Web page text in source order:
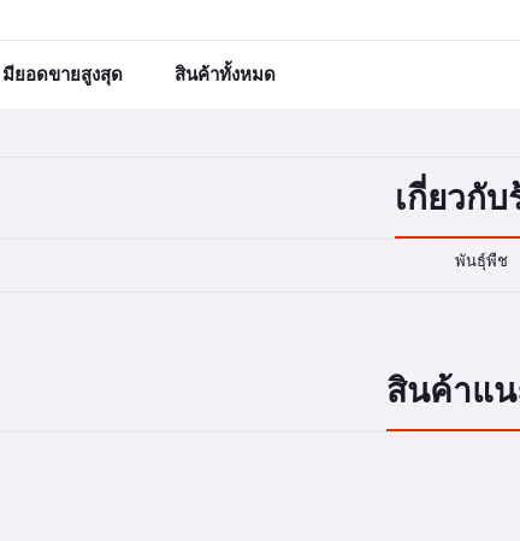
มียอดขายสูงสุด สินค้าทั้งหมด
เกี่ยวกั
พันธุ์พืช
สินค้าแ